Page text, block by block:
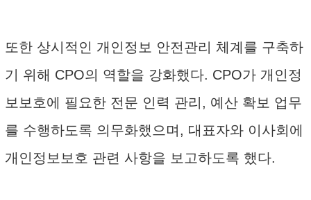
또한 상시적인 개인정보 안전관리 체계를 구축하
기 위해 CPO의 역할을 강화했다. CPO가 개인정
보보호에 필요한 전문 인력 관리, 예산 확보 업무
를 수행하도록 의무화했으며, 대표자와 이사회에
개인정보보호 관련 사항을 보고하도록 했다.